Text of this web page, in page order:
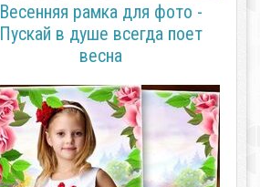
Весенняя рамка для фото -
Пускай в душе всегда поет
весна